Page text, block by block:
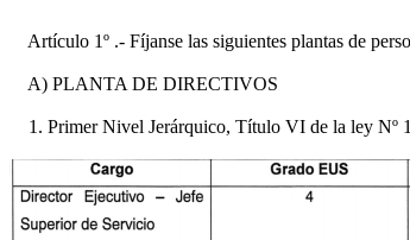
Artículo 1º .- Fíjanse las siguientes plantas de
A) PLANTA DE DIRECTIVOS
1. Primer Nivel Jerárquico, Título VI de la ley Nº